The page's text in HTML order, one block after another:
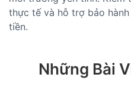
thực tế và hỗ trợ bảo hành
tiền.
Những Bài